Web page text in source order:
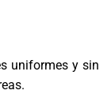
uniformes y sin